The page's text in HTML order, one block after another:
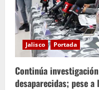
Jalisco Portada
Continúa
desaparecidas; pese